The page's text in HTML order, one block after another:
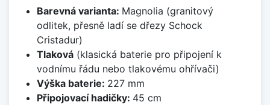
Barevná varianta: Magnolia (granitový
odlitek, přesně ladí se dřezy Schock
Cristadur)
Tlaková(klasická baterie pro připojení k
vodnímu řádu nebo tlakovému ohřívači)
Výška baterie: 227 mm
Připojovací hadičky: 45 cm